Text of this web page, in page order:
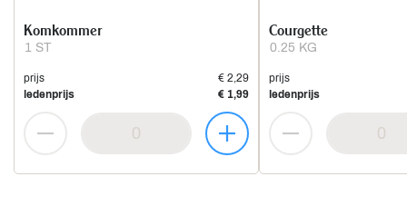
1 ST
Komkommer
prijs
€ 2,29
ledenprijs
€ 1,99
0.25 KG
Courgette
prijs
ledenprijs